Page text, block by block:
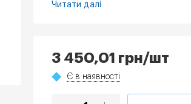
Читати далі
3 450,01 грн/шт
Є в наявності